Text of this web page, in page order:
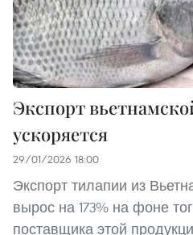
Экспорт
ускоряется
29/01/2026 18:00
Экспорт тилапии из
вырос на 173% на фоне
поставщика этой